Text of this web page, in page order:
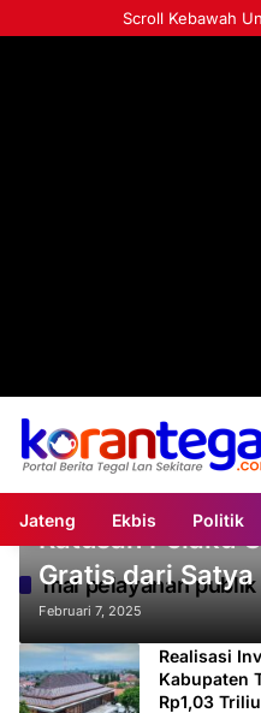
ke
Scroll Kebawah
Jateng Ekbis Politik
mal pelayanan publik
Ratusan Pelaku
Gratis dari
Hub
Februari 7, 2025
Realisasi
Kabupaten
Rp1,03